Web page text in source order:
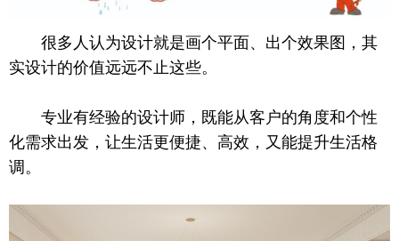
很多人认为设计就是画个平面、出个效果图，其
实设计的价值远远不止这些。
专业有经验的设计师，既能从客户的角度和个性
化需求出发，让生活更便捷、高效，又能提升生活格
调。